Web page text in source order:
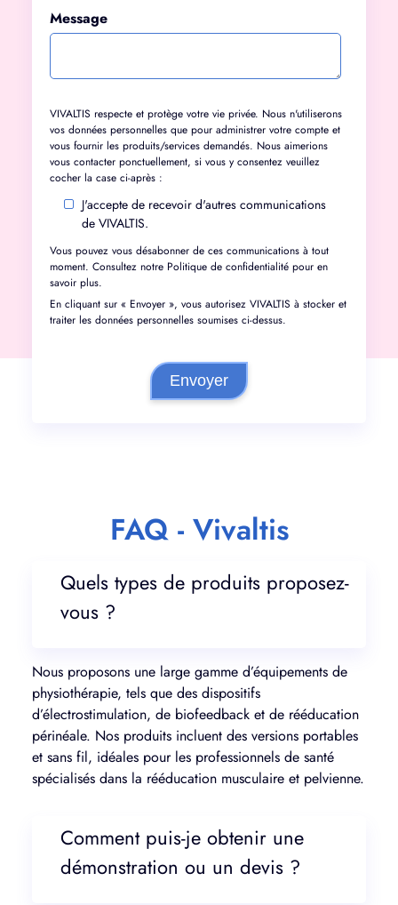
Message
VIVALTIS respecte et protège votre vie privée. Nous n'utiliserons
vos données personnelles que pour administrer votre compte et
vous fournir les produits/services demandés. Nous aimerions
vous contacter ponctuellement, si vous y consentez veuillez
cocher la case ci-après :
J'accepte de recevoir d'autres communications
de VIVALTIS.
Vous pouvez vous désabonner de ces communications à tout
moment. Consultez notre Politique de confidentialité pour en
savoir plus.
En cliquant sur « Envoyer », vous autorisez VIVALTIS à stocker et
traiter les données personnelles soumises ci-dessus.
FAQ - Vivaltis
Quels types de produits proposez-
vous ?
Nous proposons une large gamme d’équipements de
physiothérapie, tels que des dispositifs
d’électrostimulation, de biofeedback et de rééducation
périnéale. Nos produits incluent des versions portables
et sans fil, idéales pour les professionnels de santé
spécialisés dans la rééducation musculaire et pelvienne.
Comment puis-je obtenir une
démonstration ou un devis ?